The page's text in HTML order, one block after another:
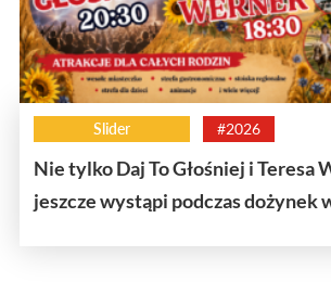
Slider #2026
Nie tylko Daj To Głośniej i Teresa
jeszcze wystąpi podczas dożynek